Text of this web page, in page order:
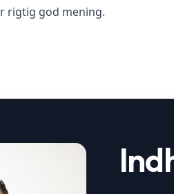
rigtig god mening.